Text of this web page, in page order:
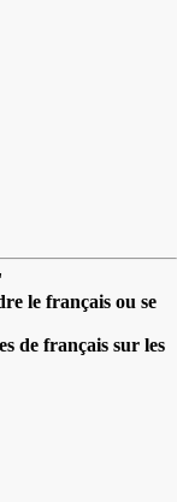
le français ou se
de français sur les